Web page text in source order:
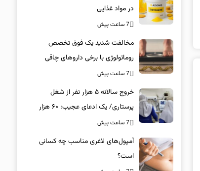
در مواد غذایی
7 ساعت پیش
مخالفت شدید یک فوق تخصص
روماتولوژی با برخی داروهای چاقی
7 ساعت پیش
خروج سالانه ۵ هزار نفر از شغل
پرستاری/ یک ادعای عجیب: ۶۰ هزار
پرستار خانه‌نشین شدند؟
7 ساعت پیش
آمپول‌های لاغری مناسب چه کسانی
است؟